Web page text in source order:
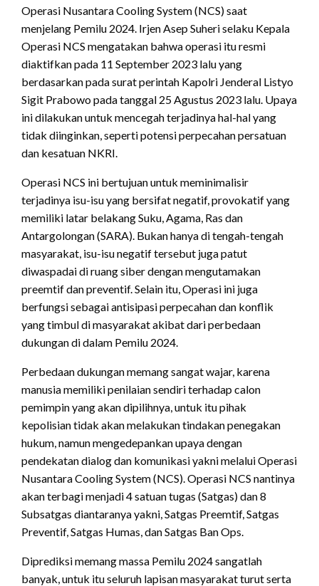
Operasi Nusantara Cooling System (NCS) saat
menjelang Pemilu 2024. Irjen Asep Suheri selaku Kepala
Operasi NCS mengatakan bahwa operasi itu resmi
diaktifkan pada 11 September 2023 lalu yang
berdasarkan pada surat perintah Kapolri Jenderal Listyo
Sigit Prabowo pada tanggal 25 Agustus 2023 lalu. Upaya
ini dilakukan untuk mencegah terjadinya hal-hal yang
tidak diinginkan, seperti potensi perpecahan persatuan
dan kesatuan NKRI.
Operasi NCS ini bertujuan untuk meminimalisir
terjadinya isu-isu yang bersifat negatif, provokatif yang
memiliki latar belakang Suku, Agama, Ras dan
Antargolongan (SARA). Bukan hanya di tengah-tengah
masyarakat, isu-isu negatif tersebut juga patut
diwaspadai di ruang siber dengan mengutamakan
preemtif dan preventif. Selain itu, Operasi ini juga
berfungsi sebagai antisipasi perpecahan dan konflik
yang timbul di masyarakat akibat dari perbedaan
dukungan di dalam Pemilu 2024.
Perbedaan dukungan memang sangat wajar, karena
manusia memiliki penilaian sendiri terhadap calon
pemimpin yang akan dipilihnya, untuk itu pihak
kepolisian tidak akan melakukan tindakan penegakan
hukum, namun mengedepankan upaya dengan
pendekatan dialog dan komunikasi yakni melalui Operasi
Nusantara Cooling System (NCS). Operasi NCS nantinya
akan terbagi menjadi 4 satuan tugas (Satgas) dan 8
Subsatgas diantaranya yakni, Satgas Preemtif, Satgas
Preventif, Satgas Humas, dan Satgas Ban Ops.
Diprediksi memang massa Pemilu 2024 sangatlah
banyak, untuk itu seluruh lapisan masyarakat turut serta